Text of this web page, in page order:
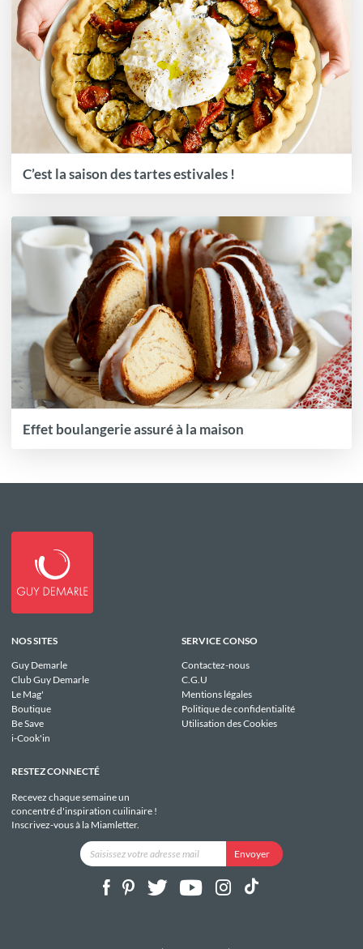
C’est la saison des tartes estivales !
Effet boulangerie assuré à la maison
NOS SITES
Guy Demarle
Club Guy Demarle
Le Mag'
Boutique
Be Save
i-Cook'in
SERVICE CONSO
Contactez-nous
C.G.U
Mentions légales
Politique de confidentialité
Utilisation des Cookies
RESTEZ CONNECTÉ
Recevez chaque semaine un
concentré d'inspiration cuilinaire !
Inscrivez-vous à la Miamletter.